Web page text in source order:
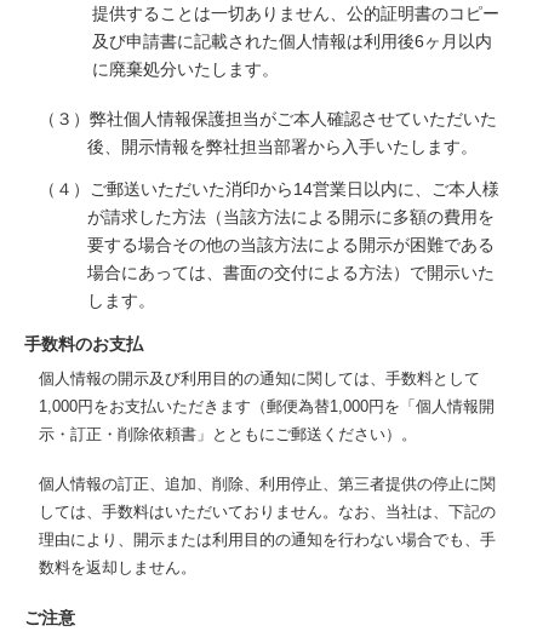
提供することは一切ありません、公的証明書のコピー
及び申請書に記載された個人情報は利用後6ヶ月以内
に廃棄処分いたします。
（３）弊社個人情報保護担当がご本人確認させていただいた
後、開示情報を弊社担当部署から入手いたします。
（４）ご郵送いただいた消印から14営業日以内に、ご本人様
が請求した方法（当該方法による開示に多額の費用を
要する場合その他の当該方法による開示が困難である
場合にあっては、書面の交付による方法）で開示いた
します。
手数料のお支払
個人情報の開示及び利用目的の通知に関しては、手数料として
1,000円をお支払いただきます（郵便為替1,000円を「個人情報開
示・訂正・削除依頼書」とともにご郵送ください）。
個人情報の訂正、追加、削除、利用停止、第三者提供の停止に関
しては、手数料はいただいておりません。なお、当社は、下記の
理由により、開示または利用目的の通知を行わない場合でも、手
数料を返却しません。
ご注意